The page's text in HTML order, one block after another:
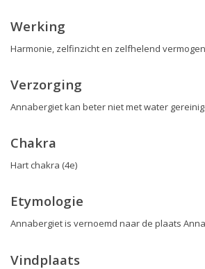
Werking
Harmonie, zelfinzicht en zelfhelend
Verzorging
Annabergiet kan beter niet met water
Chakra
Hart chakra (4e)
Etymologie
Annabergiet is vernoemd naar de plaats
Vindplaats